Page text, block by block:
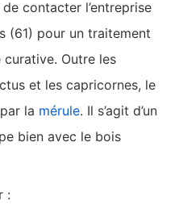
contacter l’entreprise
(61) pour un traitement
Outre les
et les capricornes, le
la mérule. Il s’agit d’un
bien avec le bois
: